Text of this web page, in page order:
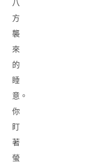
八
方
襲
來
的
睡
意。
你
盯
著
螢